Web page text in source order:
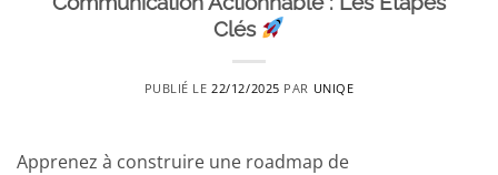
Clés
PUBLIÉ LE 22/12/2025 PAR UNIQE
Apprenez à construire une roadmap de